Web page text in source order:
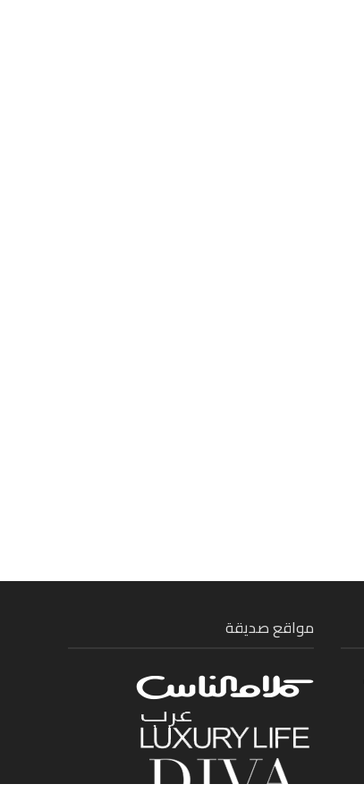
مواقع صديقة